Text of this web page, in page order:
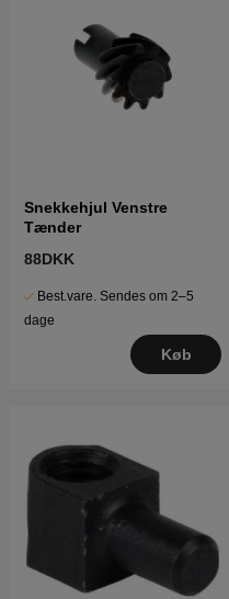
Snekkehjul Venstre
Tænder
88DKK
Best.vare. Sendes om 2–5
dage
Køb